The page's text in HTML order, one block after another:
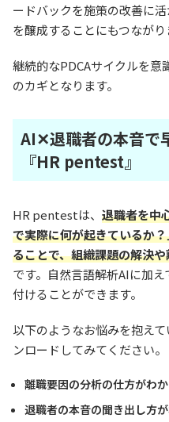
ードバックを施策の改善に
を醸成することにもつながり
継続的なPDCAサイクルを
のカギとなります。
AI✕退職者の本音で
『HR pentest』
HR pentestは、 退職者を中
で実際に何が起きているか
ることで、組織課題の解決
です。自然言語解析AIに加
付けることができます。
以下のようなお悩みを抱え
ンロードしてみてください。
離職要因の分析の仕方がわ
退職者の本音の聞き出し方